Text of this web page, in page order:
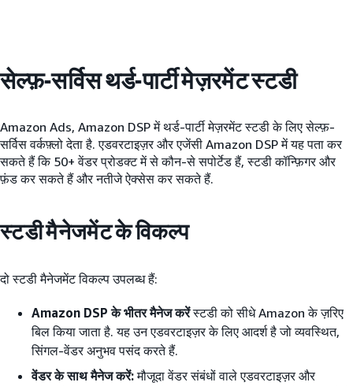
सेल्फ़-सर्विस थर्ड-पार्टी मेज़रमेंट स्टडी
Amazon Ads, Amazon DSP में थर्ड-पार्टी मेज़रमेंट स्टडी के लिए सेल्फ़-
सर्विस वर्कफ़्लो देता है. एडवरटाइज़र और एजेंसी Amazon DSP में यह पता कर
सकते हैं कि 50+ वेंडर प्रोडक्ट में से कौन-से सपोर्टेड हैं, स्टडी कॉन्फ़िगर और
फ़ंड कर सकते हैं और नतीजे ऐक्सेस कर सकते हैं.
स्टडी मैनेजमेंट के विकल्प
दो स्टडी मैनेजमेंट विकल्प उपलब्ध हैं:
Amazon DSP के भीतर मैनेज करेंस्टडी को सीधे Amazon के ज़रिए
बिल किया जाता है. यह उन एडवरटाइज़र के लिए आदर्श है जो व्यवस्थित,
सिंगल-वेंडर अनुभव पसंद करते हैं.
वेंडर के साथ मैनेज करें:मौजूदा वेंडर संबंधों वाले एडवरटाइज़र और